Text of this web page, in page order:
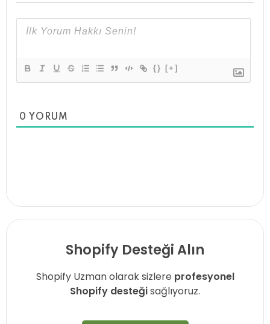
{} [+]
0 YORUM
Shopify Desteği Alın
Shopify Uzman olarak sizlere profesyonel
Shopify desteğisağlıyoruz.